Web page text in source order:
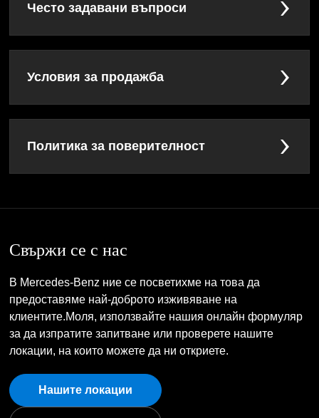
Често задавани въпроси
Условия за продажба
Политика за поверителност
Свържи се с нас
В Mercedes-Benz ние се посветихме на това да
предоставяме най-доброто изживяване на
клиентите.Моля, използвайте нашия онлайн формуляр
за да изпратите запитване или проверете нашите
локации, на които можете да ни откриете.
Нашите локации